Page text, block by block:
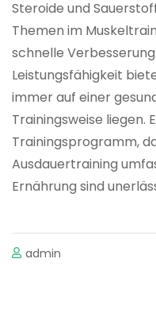
Steroide und
Themen im
schnelle
Leistungsfähigkeit
immer auf einer
Trainingsweise liegen.
Trainingsprogramm,
Ausdauertraining
Ernährung sind
admin